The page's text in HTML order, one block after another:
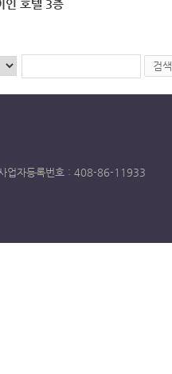
인 호텔 3층
검색
업자등록번호 : 408-86-11933